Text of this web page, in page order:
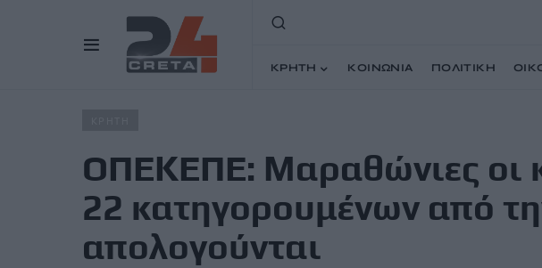
ΚΡΗΤΗ ΚΟΙΝΩΝΙΑ ΠΟΛΙΤΙΚΗ
ΟΠΕΚΕΠΕ: Μαραθώνιες οι
22 κατηγορουμένων από
απολογούνται